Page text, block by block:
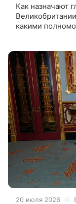
Как назначают
какими
20 июля 2026